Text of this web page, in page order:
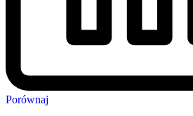
Porównaj